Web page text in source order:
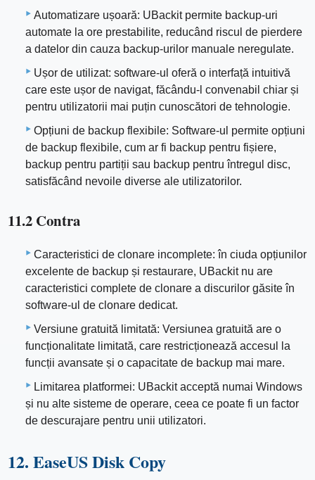
Automatizare ușoară: UBackit permite backup-uri
automate la ore prestabilite, reducând riscul de pierdere
a datelor din cauza backup-urilor manuale neregulate.
Ușor de utilizat: software-ul oferă o interfață intuitivă
care este ușor de navigat, făcându-l convenabil chiar și
pentru utilizatorii mai puțin cunoscători de tehnologie.
Opțiuni de backup flexibile: Software-ul permite opțiuni
de backup flexibile, cum ar fi backup pentru fișiere,
backup pentru partiții sau backup pentru întregul disc,
satisfăcând nevoile diverse ale utilizatorilor.
11.2 Contra
Caracteristici de clonare incomplete: în ciuda opțiunilor
excelente de backup și restaurare, UBackit nu are
caracteristici complete de clonare a discurilor găsite în
software-ul de clonare dedicat.
Versiune gratuită limitată: Versiunea gratuită are o
funcționalitate limitată, care restricționează accesul la
funcții avansate și o capacitate de backup mai mare.
Limitarea platformei: UBackit acceptă numai Windows
și nu alte sisteme de operare, ceea ce poate fi un factor
de descurajare pentru unii utilizatori.
12. EaseUS Disk Copy